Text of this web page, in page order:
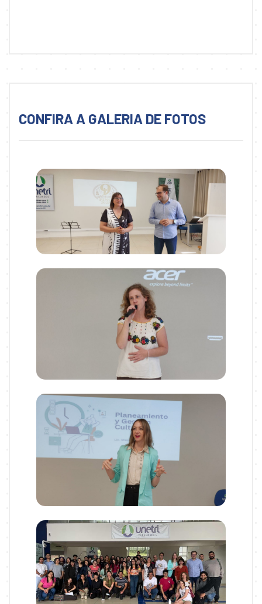
CONFIRA A GALERIA DE FOTOS